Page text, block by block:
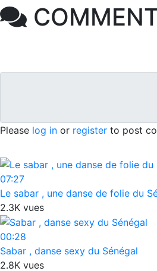
Please log in or register to post
07:27
Le sabar , une danse de folie du
2.3K vues
00:28
Sabar , danse sexy du Sénégal
2.8K vues